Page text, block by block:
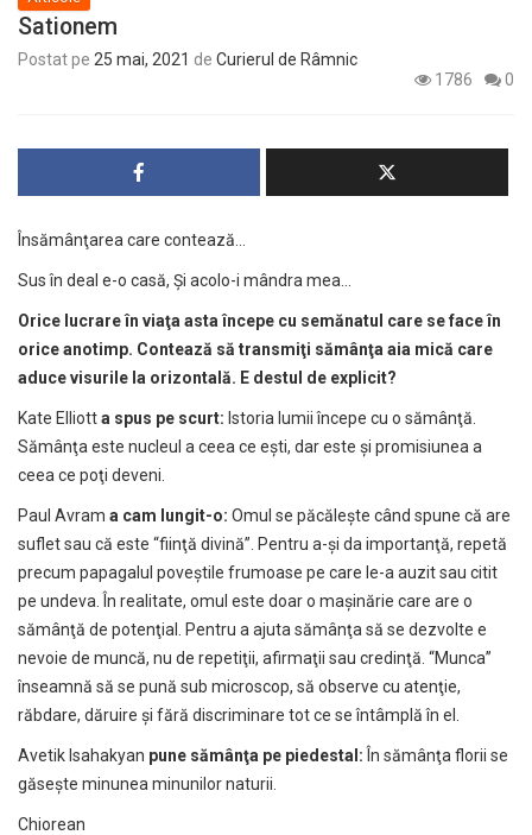
Sationem
Postat pe 25 mai, 2021 de Curierul de Râmnic
1786
0
Însămânţarea care contează…
Sus în deal e-o casă, Şi acolo-i mândra mea…
Orice lucrare în viaţa asta începe cu semănatul care se face în
orice anotimp. Contează să transmiţi sămânţa aia mică care
aduce visurile la orizontală. E destul de explicit?
Kate Elliotta spus pe scurt: Istoria lumii începe cu o sămânţă.
Sămânţa este nucleul a ceea ce eşti, dar este şi promisiunea a
ceea ce poţi deveni.
Paul Avram a cam lungit-o: Omul se păcăleşte când spune că are
suflet sau că este “fiinţă divină”. Pentru a-şi da importanţă, repetă
precum papagalul poveştile frumoase pe care le-a auzit sau citit
pe undeva. În realitate, omul este doar o maşinărie care are o
sămânţă de potenţial. Pentru a ajuta sămânţa să se dezvolte e
nevoie de muncă, nu de repetiţii, afirmaţii sau credinţă. “Munca”
înseamnă să se pună sub microscop, să observe cu atenţie,
răbdare, dăruire şi fără discriminare tot ce se întâmplă în el.
Avetik Isahakyan pune sămânţa pe piedestal: În sămânţa florii se
găseşte minunea minunilor naturii.
Chiorean